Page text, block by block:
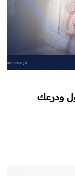
ودرعك